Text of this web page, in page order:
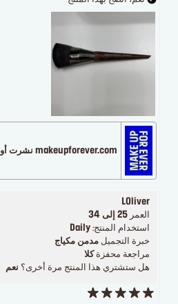
makeupforever.com نشرت أولاً على
LOliver
العمر 25 إلى 34
استخدام المنتج: Daily
خبرة التجميل مدمن مكياج
مراجعة محفزةكلا
هل ستشتري هذا المنتج مرة أخرى؟ نعم